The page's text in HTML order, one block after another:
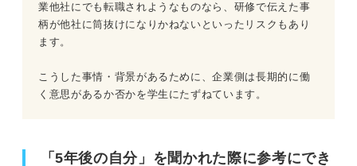
業他社にでも転職されようなものなら、研修で伝えた事
柄が他社に筒抜けになりかねないといったリスクもあり
ます。
こうした事情・背景があるために、企業側は長期的に働
く意思があるか否かを学生にたずねています。
「5年後の自分」を聞かれた際に参考にでき